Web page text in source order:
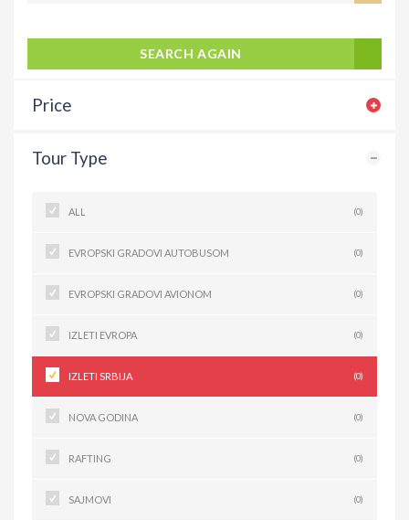
SEARCH AGAIN
Price
Tour Type
ALL (0)
EVROPSKI GRADOVI AUTOBUSOM (0)
EVROPSKI GRADOVI AVIONOM (0)
IZLETI EVROPA (0)
IZLETI SRBIJA (0)
NOVA GODINA (0)
RAFTING (0)
SAJMOVI (0)